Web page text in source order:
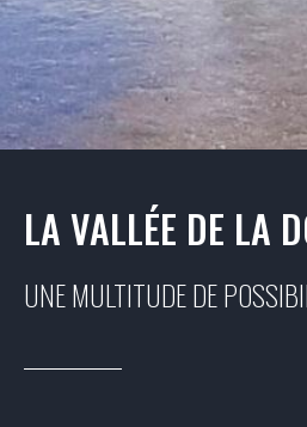
LA VALLÉE DE LA
UNE MULTITUDE DE